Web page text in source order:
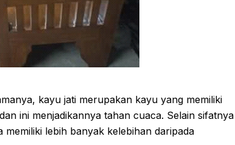
kayu jati merupakan kayu yang memiliki
dan ini menjadikannya tahan cuaca. Selain sifatnya
lebih banyak kelebihan daripada